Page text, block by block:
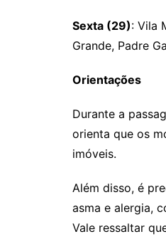
Sexta (29): Vila
Grande, Padre
Orientações
Durante a
orienta que os
imóveis.
Além disso, é
asma e alergia,
Vale ressaltar